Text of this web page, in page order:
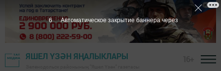
ЯШЕЛ ҮЗӘН ЯҢАЛЫКЛАРЫ
6 Автоматическое закрытие баннера через